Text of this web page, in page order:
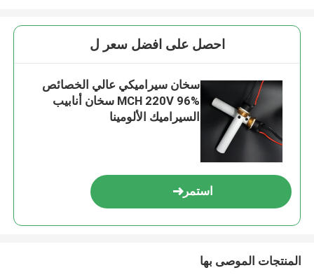
احصل على افضل سعر ل
سخان سيراميكي عالي الخصائص
MCH 220V 96% سخان أنابيب
السيراميك الألومينا
استمر
المنتجات الموصى بها